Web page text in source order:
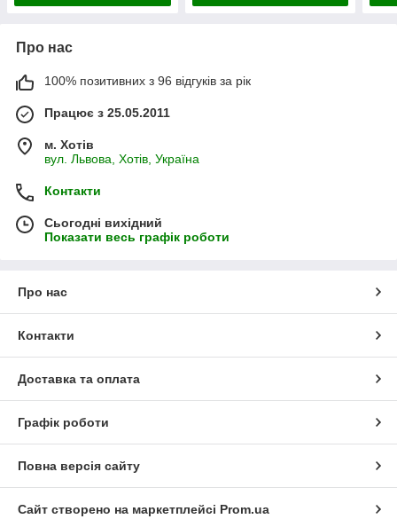
Про нас
100% позитивних з 96 відгуків за рік
Працює з 25.05.2011
м. Хотів
вул. Львова, Хотів, Україна
Контакти
Сьогодні вихідний
Показати весь графік роботи
Про нас
Контакти
Доставка та оплата
Графік роботи
Повна версія сайту
Сайт створено на маркетплейсі Prom.ua